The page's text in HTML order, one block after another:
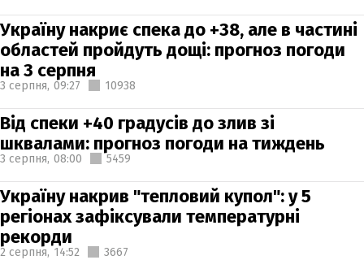
Україну накриє спека до +38, але в частині
областей пройдуть дощі: прогноз погоди
на 3 серпня
3 серпня, 09:27 10938
Від спеки +40 градусів до злив зі
шквалами: прогноз погоди на тиждень
3 серпня, 08:00 5459
Україну накрив "тепловий купол": у 5
регіонах зафіксували температурні
рекорди
2 серпня, 14:52 3667